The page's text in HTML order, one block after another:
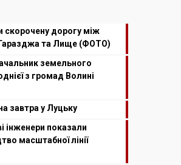
скорочену дорогу між
та Лище (ФОТО)
земельного
з громад Волині
завтра у Луцьку
інженери показали
масштабної лінії